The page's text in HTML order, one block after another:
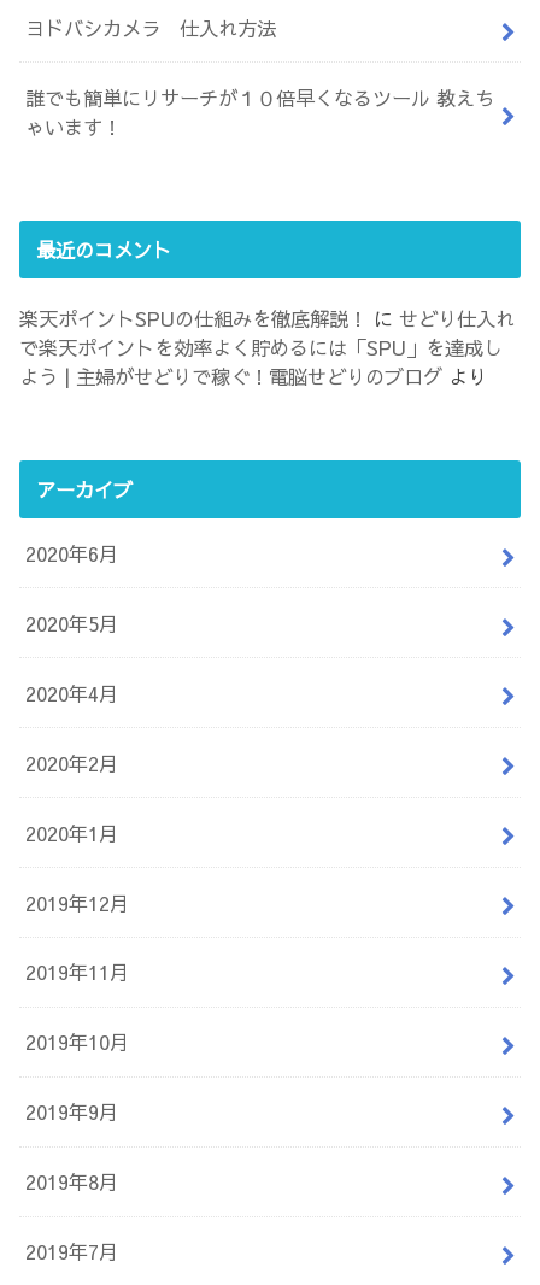
ヨドバシカメラ 仕入れ方法
誰でも簡単にリサーチが１０倍早くなるツール 教えち
ゃいます！
最近のコメント
楽天ポイントSPUの仕組みを徹底解説！ にせどり仕入れ
で楽天ポイントを効率よく貯めるには「SPU」を達成し
よう | 主婦がせどりで稼ぐ！電脳せどりのブログ より
アーカイブ
2020年6月
2020年5月
2020年4月
2020年2月
2020年1月
2019年12月
2019年11月
2019年10月
2019年9月
2019年8月
2019年7月